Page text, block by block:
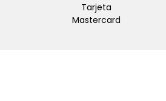
Tarjeta
Mastercard